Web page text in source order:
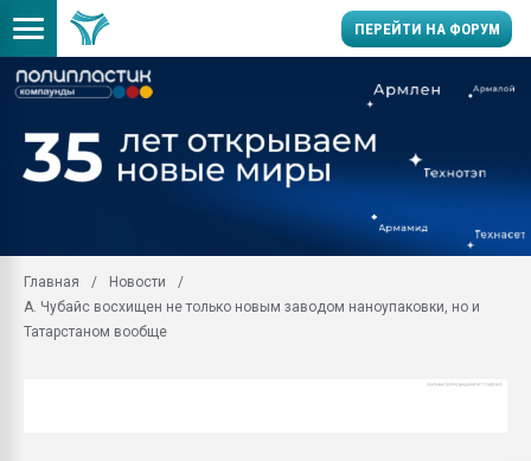
ПЕРЕЙТИ НА ФОРУМ
производство SPC
заводу пластмасс"
Главная
Новости
А. Чубайс восхищен не только новым заводом наноупаковки, но и
Татарстаном вообще